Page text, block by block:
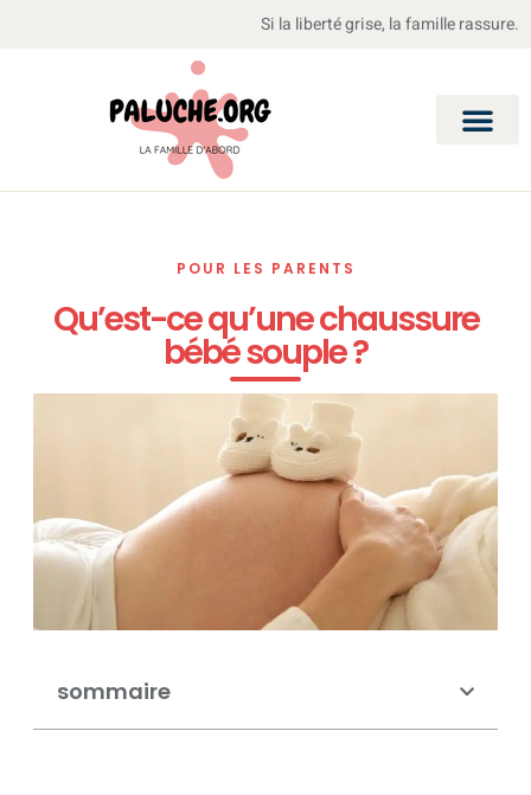
Si la liberté grise, la famille rassure.
POUR LES PARENTS
Qu’est-ce qu’une chaussure
bébé souple ?
sommaire